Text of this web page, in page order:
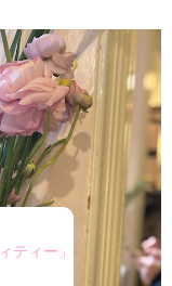
ティー」